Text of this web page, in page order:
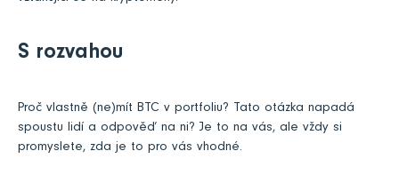
S rozvahou
Proč vlastně (ne)mít BTC v portfoliu? Tato otázka napadá
spoustu lidí a odpověď na ni? Je to na vás, ale vždy si
promyslete, zda je to pro vás vhodné.